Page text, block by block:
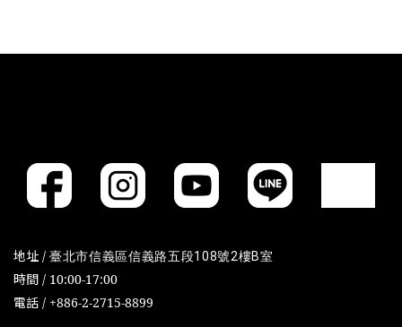
地址 / 臺北市信義區信義路五段108號2樓B室
時間 / 10:00-17:00
電話 / +886-2-2715-8899